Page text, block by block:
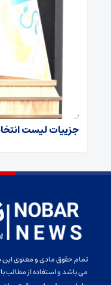
جزییات لیست
تمام حقوق مادی و معنوی این
می باشد و استفاده از مطالب